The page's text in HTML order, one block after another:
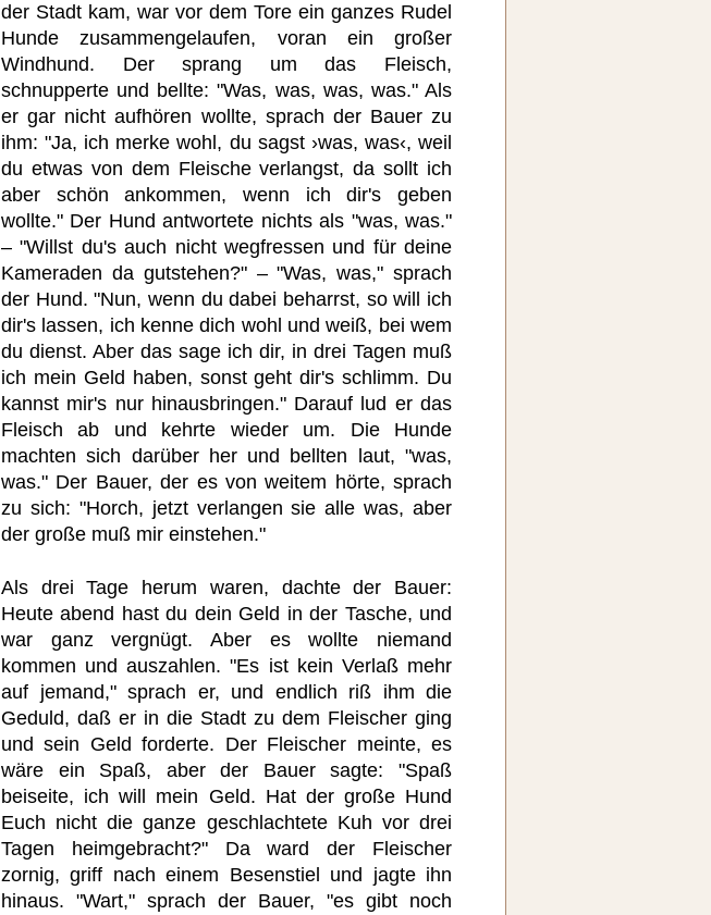
der Stadt kam, war vor dem Tore ein ganzes Rudel
Hunde zusammengelaufen, voran ein großer
Windhund. Der sprang um das Fleisch,
schnupperte und bellte: "Was, was, was, was." Als
er gar nicht aufhören wollte, sprach der Bauer zu
ihm: "Ja, ich merke wohl, du sagst ›was, was‹, weil
du etwas von dem Fleische verlangst, da sollt ich
aber schön ankommen, wenn ich dir's geben
wollte." Der Hund antwortete nichts als "was, was."
– "Willst du's auch nicht wegfressen und für deine
Kameraden da gutstehen?" – "Was, was," sprach
der Hund. "Nun, wenn du dabei beharrst, so will ich
dir's lassen, ich kenne dich wohl und weiß, bei wem
du dienst. Aber das sage ich dir, in drei Tagen muß
ich mein Geld haben, sonst geht dir's schlimm. Du
kannst mir's nur hinausbringen." Darauf lud er das
Fleisch ab und kehrte wieder um. Die Hunde
machten sich darüber her und bellten laut, "was,
was." Der Bauer, der es von weitem hörte, sprach
zu sich: "Horch, jetzt verlangen sie alle was, aber
der große muß mir einstehen."
Als drei Tage herum waren, dachte der Bauer:
Heute abend hast du dein Geld in der Tasche, und
war ganz vergnügt. Aber es wollte niemand
kommen und auszahlen. "Es ist kein Verlaß mehr
auf jemand," sprach er, und endlich riß ihm die
Geduld, daß er in die Stadt zu dem Fleischer ging
und sein Geld forderte. Der Fleischer meinte, es
wäre ein Spaß, aber der Bauer sagte: "Spaß
beiseite, ich will mein Geld. Hat der große Hund
Euch nicht die ganze geschlachtete Kuh vor drei
Tagen heimgebracht?" Da ward der Fleischer
zornig, griff nach einem Besenstiel und jagte ihn
hinaus. "Wart," sprach der Bauer, "es gibt noch